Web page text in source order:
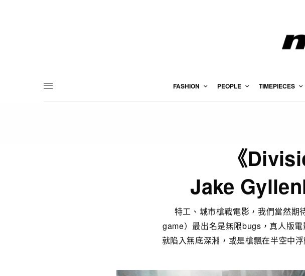
FASHION PEOPLE TIMEPIECES
《
Jake
特工、城市槍戰電影，我們當然
game）最出名是無限bugs，真人版
就陷入無底深淵，或是槍飄在半空中